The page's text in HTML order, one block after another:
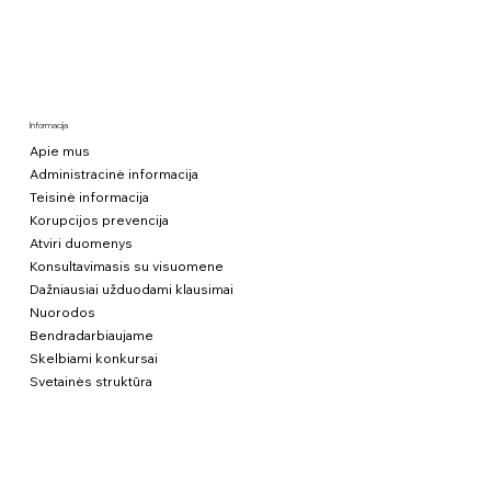
Informacija
Apie mus
Administracinė informacija
Teisinė informacija
Korupcijos prevencija
Atviri duomenys
Konsultavimasis su visuomene
Dažniausiai užduodami klausimai
Nuorodos
Bendradarbiaujame
Skelbiami konkursai
Svetainės struktūra